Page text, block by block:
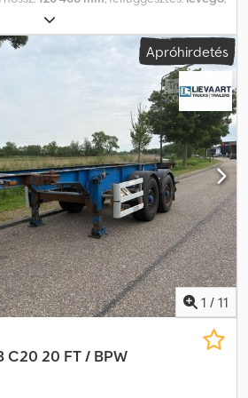
egyéb
lehetőségek és tartozékok = Egyéb
Egyéb - Dobfékek Dodpfx Ajy
= Tengelyek gyártója: BPW
Kettős gumiabroncsokkal Saját tömeg:
31 710 kg Megengedett
Apróhirdetés
1 / 11
C20 20 FT / BPW